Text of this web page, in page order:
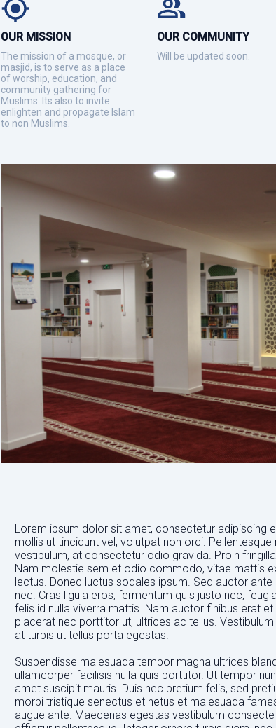
OUR MISSION
The mission of a mosque, or
masjid, is to serve as a place
of worship, education, and
community gathering for
Muslims. Its also to invite
enlighten and propagate Islam
to non Muslims.
OUR COMMUNITY
Will be updated soon.
Lorem ipsum dolor sit amet, consectetur adipiscing
mollis ut tincidunt vel, volutpat non orci.
vestibulum, at consectetur odio gravida. Proin
Nam molestie sem et odio commodo, vitae mattis
lectus. Donec luctus sodales ipsum. Sed auctor
nec. Cras ligula eros, fermentum quis justo nec,
felis id nulla viverra mattis. Nam auctor finibus erat
placerat nec porttitor ut, ultrices ac tellus.
at turpis ut tellus porta egestas.
Suspendisse malesuada tempor magna ultrices
ullamcorper facilisis nulla quis porttitor. Ut tempor
amet suscipit mauris. Duis nec pretium felis, sed
morbi tristique senectus et netus et malesuada
augue ante. Maecenas egestas vestibulum